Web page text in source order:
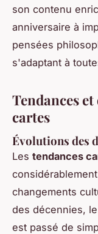
son contenu
anniversaire à
pensées
s'adaptant à
Tendances
cartes
Évolutions des
Les tendances
changements
des décennies, le
est passé de